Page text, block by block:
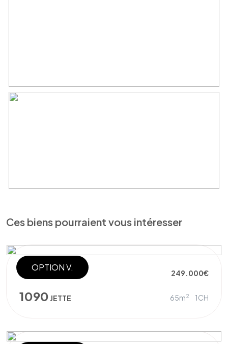
Ces biens pourraient vous intéresser
OPTION V.
PENTHOUSE 249.000€
1090 JETTE 65m2 1CH